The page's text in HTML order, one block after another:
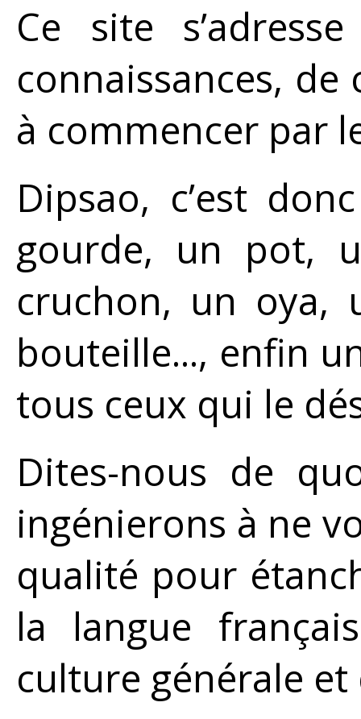
Ce site
connaissances,
à commencer par
Dipsao, c’est
gourde, un pot,
cruchon, un oya,
bouteille..., enfin
tous ceux qui le
Dites-nous de
ingénierons à ne
qualité pour
la langue
culture générale et